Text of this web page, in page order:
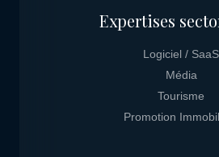
Expertises
Logiciel / SaaS
Média
Tourisme
Promotion